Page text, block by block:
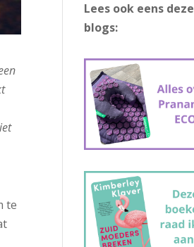
te
Lees ook eens deze
blogs: